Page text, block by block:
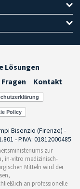
Lösungen
Fragen
Kontakt
Bisenzio (Firenze) -
- P.IVA: 01812000485
zur
in-vitro medizinisch-
Mitteln wird der
an professionelle